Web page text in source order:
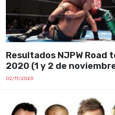
Resultados NJPW Road
2020 (1 y 2 de
02/11/2020